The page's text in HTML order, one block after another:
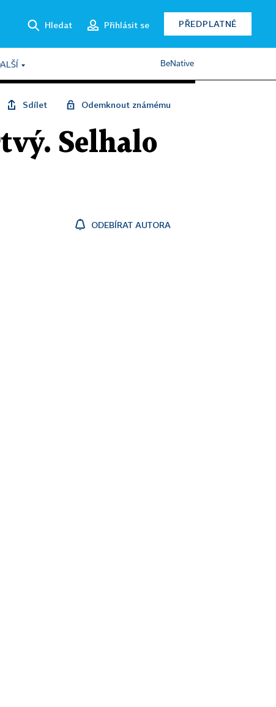
Hledat Přihlásit se PŘEDPLATNÉ
BeNative
Sdílet Odemknout známému
Selhalo
ODEBÍRAT AUTORA